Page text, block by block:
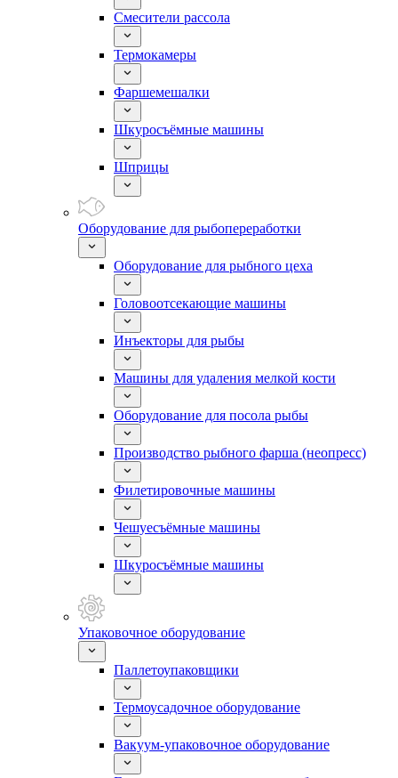
Смесители рассола
Термокамеры
Фаршемешалки
Шкуросъёмные машины
Шприцы
Оборудование для рыбопереработки
Оборудование для рыбного цеха
Головоотсекающие машины
Инъекторы для рыбы
Машины для удаления мелкой кости
Оборудование для посола рыбы
Производство рыбного фарша (неопресс)
Филетировочные машины
Чешуесъёмные машины
Шкуросъёмные машины
Упаковочное оборудование
Паллетоупаковщики
Термоусадочное оборудование
Вакуум-упаковочное оборудование